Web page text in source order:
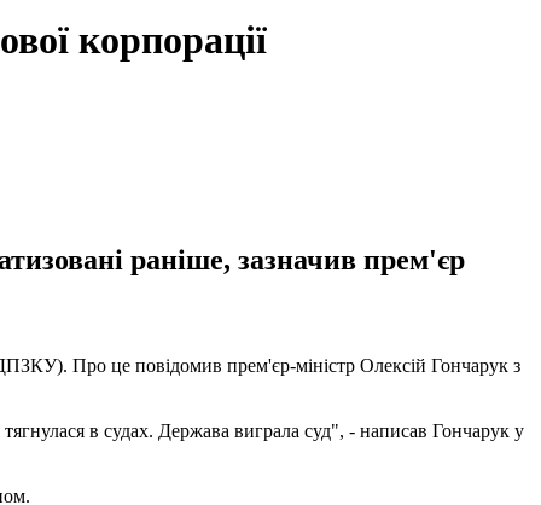
корпорації
раніше, зазначив прем'єр
Про це повідомив прем'єр-міністр Олексій Гончарук з
в судах. Держава виграла суд", - написав Гончарук у